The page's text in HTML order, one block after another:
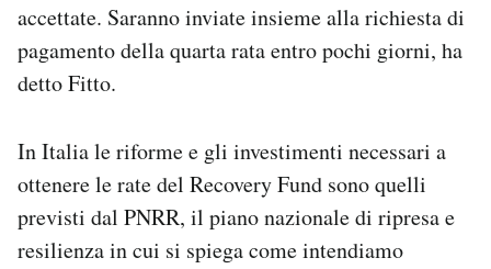
accettate. Saranno inviate insieme alla richiesta di
pagamento della quarta rata entro pochi giorni, ha
detto Fitto.
In Italia le riforme e gli investimenti necessari a
ottenere le rate del Recovery Fund sono quelli
previsti dal PNRR, il piano nazionale di ripresa e
resilienza in cui si spiega come intendiamo